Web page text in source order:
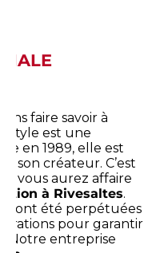
faire savoir à
Style est une
en 1989, elle est
son créateur. C’est
vous aurez affaire
à Rivesaltes.
ont été perpétuées
pour garantir
Notre entreprise